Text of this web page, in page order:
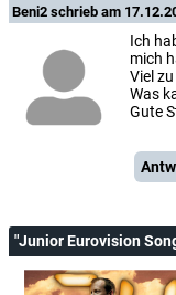
Beni2 schrieb am
Ich
mich
Viel
Was
Gute
"Junior Eurovision